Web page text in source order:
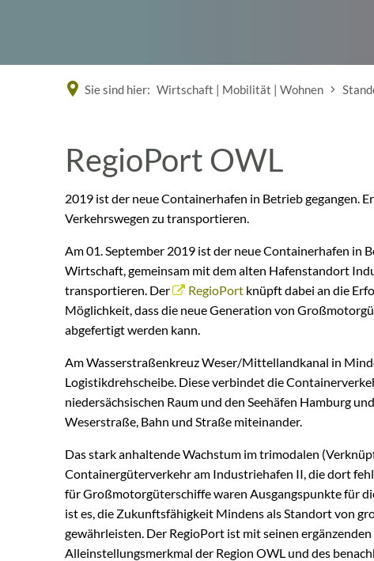
Sie sind hier: Wirtschaft | Mobilität | Wohnen
RegioPort OWL
2019 ist der neue Containerhafen in Betrieb gegangen.
Verkehrswegen zu transportieren.
Am 01. September 2019 ist der neue Containerhafen in
Wirtschaft, gemeinsam mit dem alten Hafenstandort
transportieren. Der
RegioPort knüpft dabei an die
Möglichkeit, dass die neue Generation von
abgefertigt werden kann.
Am Wasserstraßenkreuz Weser/Mittellandkanal in
Logistikdrehscheibe. Diese verbindet die
niedersächsischen Raum und den Seehäfen Hamburg
Weserstraße, Bahn und Straße miteinander.
Das stark anhaltende Wachstum im trimodalen
Containergüterverkehr am Industriehafen II, die dort
für Großmotorgüterschiffe waren Ausgangspunkte für
ist es, die Zukunftsfähigkeit Mindens als Standort von
gewährleisten. Der RegioPort ist mit seinen
Alleinstellungsmerkmal der Region OWL und des